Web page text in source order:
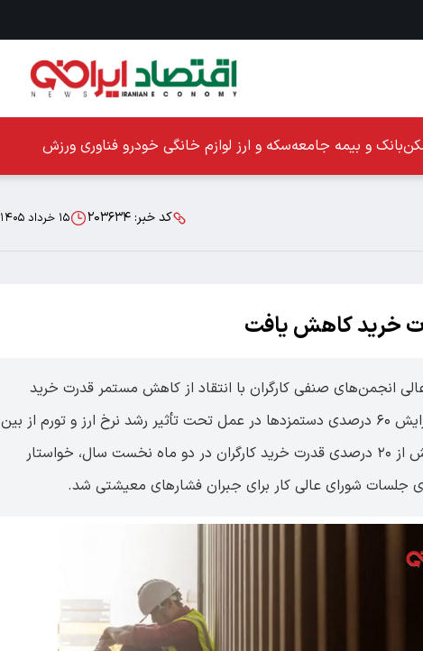
بانک و بیمه جامعهسکه و ارز لوازم خانگی خودرو فناوری ورزش
کد خبر: ۲۰۳۶۳۴ ۱۵ خرداد ۱۴۰۵ ۰۸:۴۶
خرید کاهش یافت
انجمن‌های صنفی کارگران با انتقاد از کاهش مستمر قدرت خرید
خانوار‌های کارگری، تأکید کرد که افزایش ۶۰ درصدی دستمزد‌ها در عمل تحت تأثیر رشد نرخ ارز و تورم از بین
رفته است. وی با اشاره به افت بیش از ۲۰ درصدی قدرت خرید کارگران در دو ماه نخست سال، خواستار
جلسات شورای عالی کار برای جبران فشار‌های معیشتی شد.